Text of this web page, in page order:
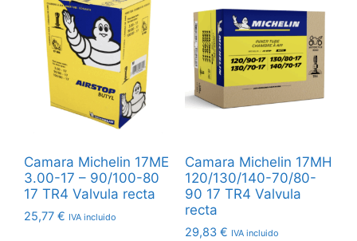
Camara Michelin 17ME
3.00-17 – 90/100-80
17 TR4 Valvula recta
25,77 € IVA incluido
Camara Michelin 17MH
120/130/140-70/80-
90 17 TR4 Valvula
recta
29,83 € IVA incluido